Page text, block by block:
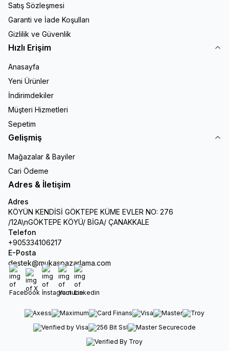
Satış Sözleşmesi
Garanti ve İade Koşulları
Gizlilik ve Güvenlik
Hızlı Erişim
Anasayfa
Yeni Ürünler
İndirimdekiler
Müşteri Hizmetleri
Sepetim
Gelişmiş
Mağazalar & Bayiler
Cari Ödeme
Adres & İletişim
Adres
KÖYÜN KENDİSİ GÖKTEPE KÜME EVLER NO: 276
/12A\nGÖKTEPE KÖYÜ/ BİGA/ ÇANAKKALE
Telefon
+905334106217
E-Posta
destek@mukaspazarlama.com
Facebook
X İnstagram
Youtube